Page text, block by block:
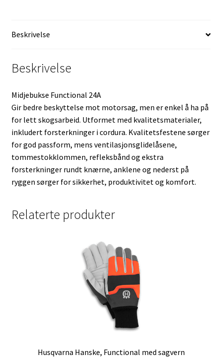
Beskrivelse
Beskrivelse
Midjebukse Functional 24A
Gir bedre beskyttelse mot motorsag, men er enkel å ha på
for lett skogsarbeid. Utformet med kvalitetsmaterialer,
inkludert forsterkninger i cordura. Kvalitetsfestene sørger
for god passform, mens ventilasjonsglidelåsene,
tommestokklommen, refleksbånd og ekstra
forsterkninger rundt knærne, anklene og nederst på
ryggen sørger for sikkerhet, produktivitet og komfort.
Relaterte produkter
Husqvarna Hanske, Functional med sagvern